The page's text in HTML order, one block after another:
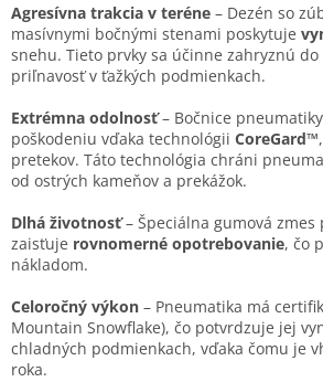
Agresívna trakcia v teréne – Dezén so
masívnymi bočnými stenami poskytuje
snehu. Tieto prvky sa účinne zahryznú
priľnavosť v ťažkých podmienkach.
Extrémna odolnosť– Bočnice
poškodeniu vďaka technológii CoreGard™
pretekov. Táto technológia chráni
od ostrých kameňov a prekážok.
Dlhá životnosť– Špeciálna gumová
zaisťuje rovnomerné opotrebovanie, čo
nákladom.
Celoročný výkon – Pneumatika má
Mountain Snowflake), čo potvrdzuje jej
chladných podmienkach, vďaka čomu je
roka.